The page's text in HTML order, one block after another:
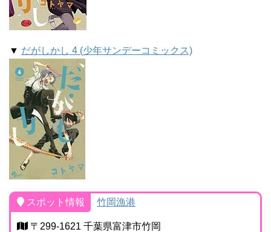
▼ だがしかし 4 (少年サンデーコミックス)
スポット情報 竹岡漁港
〒299-1621 千葉県富津市竹岡